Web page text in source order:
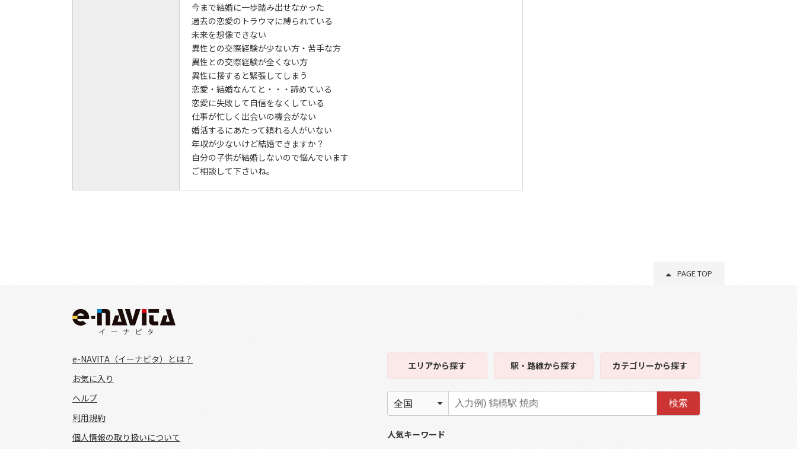
今まで結婚に一歩踏み出せなかった
過去の恋愛のトラウマに縛られている
未来を想像できない
異性との交際経験が少ない方・苦手な方
異性との交際経験が全くない方
異性に接すると緊張してしまう
恋愛・結婚なんてと・・・諦めている
恋愛に失敗して自信をなくしている
仕事が忙しく出会いの機会がない
婚活するにあたって頼れる人がいない
年収が少ないけど結婚できますか？
自分の子供が結婚しないので悩んでいます
ご相談して下さいね。
PAGE TOP
e-NAVITA（イーナビタ）とは？
お気に入り
ヘルプ
利用規約
個人情報の取り扱いについて
エリアから探す 駅・路線から探す カテゴリーから探す
検索
人気キーワード